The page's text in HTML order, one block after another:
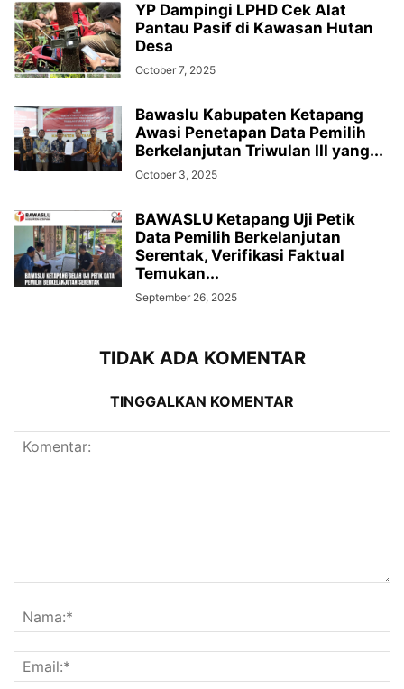
YP Dampingi LPHD Cek Alat
Pantau Pasif di Kawasan Hutan
Desa
October 7, 2025
Bawaslu Kabupaten Ketapang
Awasi Penetapan Data Pemilih
Berkelanjutan Triwulan III yang...
October 3, 2025
BAWASLU Ketapang Uji Petik
Data Pemilih Berkelanjutan
Serentak, Verifikasi Faktual
Temukan...
September 26, 2025
TIDAK ADA KOMENTAR
TINGGALKAN KOMENTAR